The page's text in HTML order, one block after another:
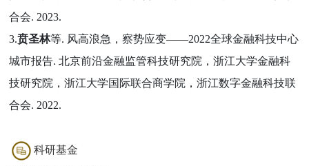
合会. 2023.
3.贲圣林等. 风高浪急，察势应变——2022全球金融科技中心
城市报告. 北京前沿金融监管科技研究院，浙江大学金融科
技研究院，浙江大学国际联合商学院，浙江数字金融科技联
合会. 2022.
科研基金